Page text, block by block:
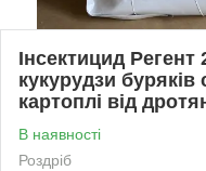
Інсектицид Регент
кукурудзи
картоплі від
В наявності
Роздріб